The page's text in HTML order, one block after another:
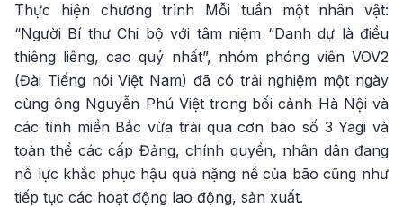
Thực hiện chương trình Mỗi tuần một nhân vật:
“Người Bí thư Chi bộ với tâm niệm “Danh dự là điều
thiêng liêng, cao quý nhất”, nhóm phóng viên VOV2
(Đài Tiếng nói Việt Nam) đã có trải nghiệm một ngày
cùng ông Nguyễn Phú Việt trong bối cảnh Hà Nội và
các tỉnh miền Bắc vừa trải qua cơn bão số 3 Yagi và
toàn thể các cấp Đảng, chính quyền, nhân dân đang
nỗ lực khắc phục hậu quả nặng nề của bão cũng như
tiếp tục các hoạt động lao động, sản xuất.